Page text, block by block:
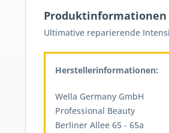
Produktinformationen
Ultimative reparierende
Herstellerinformationen:
Wella Germany GmbH
Professional Beauty
Berliner Allee 65 - 65a